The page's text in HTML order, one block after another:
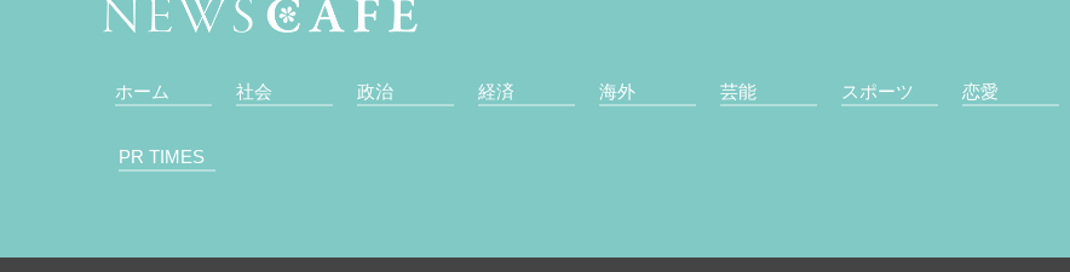
ホーム 社会 政治 経済 海外 芸能 スポーツ 恋愛
PR TIMES